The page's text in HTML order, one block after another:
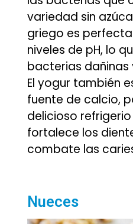
variedad sin
griego es
niveles de pH, lo
bacterias dañinas
El yogur también
fuente de calcio,
delicioso
fortalece los
combate las
Nueces